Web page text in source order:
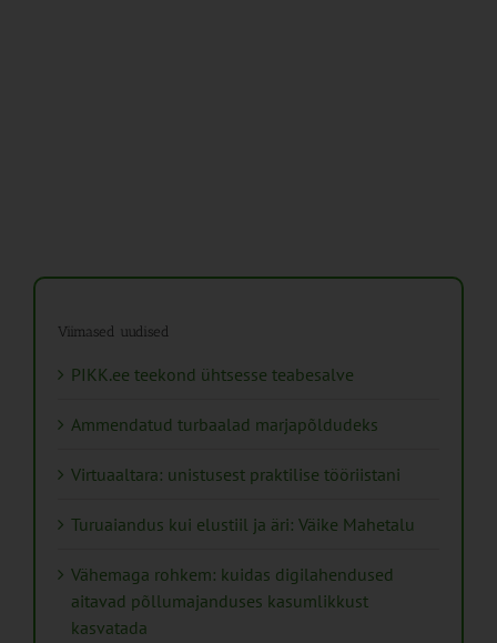
Viimased uudised
PIKK.ee teekond ühtsesse teabesalve
Ammendatud turbaalad marjapõldudeks
Virtuaaltara: unistusest praktilise tööriistani
Turuaiandus kui elustiil ja äri: Väike Mahetalu
Vähemaga rohkem: kuidas digilahendused
aitavad põllumajanduses kasumlikkust
kasvatada